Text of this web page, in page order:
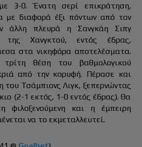
3-0. Ένατη σερί επικράτηση,
με διαφορά έξι πόντων από τον
άλλη πλευρά η Σανγκάη Σιπγ
της Χανγκτού, εντός έδρας,
στα νικηφόρα αποτελέσματα.
τρίτη θέση του βαθμολογικού
από την κορυφή. Πέρασε και
του Τσάμπιονς Λιγκ, ξεπερνώντας
(2-1 εκτός, 1-0 εντός έδρας). Θα
φιλοξενούμενη και η έμπειρη
να το εκμεταλλευτεί.